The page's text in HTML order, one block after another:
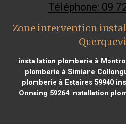
Téléphone: 09
Zone intervention
installation plomberie à
plomberie à Simiane
plomberie à Estaires 59940
Onnaing 59264installation